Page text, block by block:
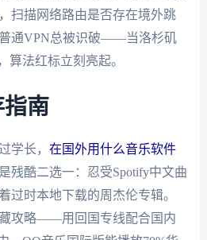
扫描网络路由是否存在境外跳
通VPN总被识破——当洛杉矶
算法红标立刻亮起。
南
学长， 在国外用什么音乐软件
残酷二选一：忍受Spotify中文曲
过时本地下载的周杰伦专辑。
攻略——用回国专线配合国内